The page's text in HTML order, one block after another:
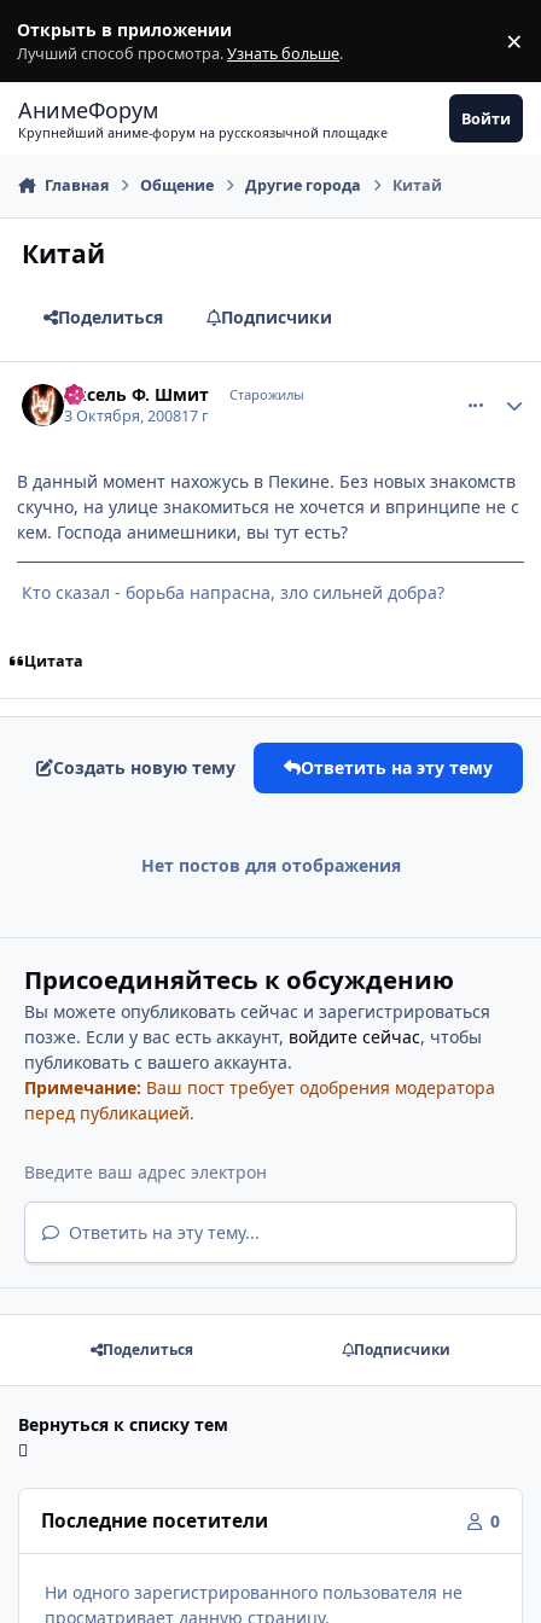
Открыть в приложении
Лучший способ просмотра.Узнать больше. ×
АнимеФорум
Крупнейший аниме-форум на русскоязычной площадке
Войти
Главная Общение Другие города Китай
Китай
Поделиться Подписчики
Аксель Ф. Шмит Старожилы
3 Октября, 200817 г
В данный момент нахожусь в Пекине. Без новых знакомств
скучно, на улице знакомиться не хочется и впринципе не с
кем. Господа анимешники, вы тут есть?
Кто сказал - борьба напрасна, зло сильней добра?
Цитата
Создать новую тему Ответить на эту тему
Нет постов для отображения
Присоединяйтесь к обсуждению
Вы можете опубликовать сейчас и зарегистрироваться
позже. Если у вас есть аккаунт, войдите сейчас, чтобы
публиковать с вашего аккаунта.
Примечание: Ваш пост требует одобрения модератора
перед публикацией.
Ответить на эту тему...
Поделиться Подписчики
Вернуться к списку тем
Последние посетители 0
Ни одного зарегистрированного пользователя не
просматривает данную страницу.